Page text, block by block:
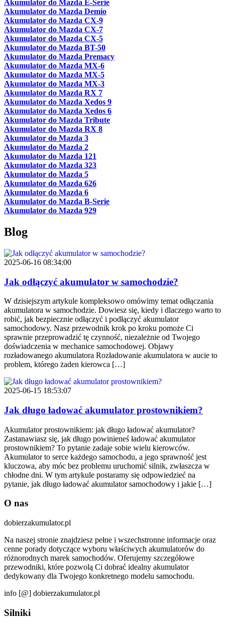
Akumulator do Mazda E-Serie
Akumulator do Mazda Demio
Akumulator do Mazda CX-9
Akumulator do Mazda CX-7
Akumulator do Mazda CX-5
Akumulator do Mazda BT-50
Akumulator do Mazda Premacy
Akumulator do Mazda MX-6
Akumulator do Mazda MX-5
Akumulator do Mazda MX-3
Akumulator do Mazda RX 7
Akumulator do Mazda Xedos 9
Akumulator do Mazda Xedos 6
Akumulator do Mazda Tribute
Akumulator do Mazda RX 8
Akumulator do Mazda 3
Akumulator do Mazda 2
Akumulator do Mazda 121
Akumulator do Mazda 323
Akumulator do Mazda 5
Akumulator do Mazda 626
Akumulator do Mazda 6
Akumulator do Mazda B-Serie
Akumulator do Mazda 929
Blog
2025-06-16 08:34:00
Jak odłączyć akumulator w samochodzie?
W dzisiejszym artykule kompleksowo omówimy temat odłączania
akumulatora w samochodzie. Dowiesz się, kiedy i dlaczego warto to
robić, jak bezpiecznie odłączyć i podłączyć akumulator
samochodowy. Nasz przewodnik krok po kroku pomoże Ci
sprawnie przeprowadzić tę czynność, niezależnie od Twojego
doświadczenia w mechanice samochodowej. Objawy
rozładowanego akumulatora Rozładowanie akumulatora w aucie to
problem, którego żaden kierowca […]
2025-06-15 18:53:07
Jak długo ładować akumulator prostownikiem?
Akumulator prostownikiem: jak długo ładować akumulator?
Zastanawiasz się, jak długo powinieneś ładować akumulator
prostownikiem? To pytanie zadaje sobie wielu kierowców.
Akumulator to serce każdego samochodu, a jego sprawność jest
kluczowa, aby móc bez problemu uruchomić silnik, zwłaszcza w
chłodne dni. W tym artykule postaramy się odpowiedzieć na
pytanie, jak długo ładować akumulator samochodowy i jakie […]
O nas
dobierzakumulator.pl
Na naszej stronie znajdziesz pełne i wszechstronne informacje oraz
cenne porady dotyczące wyboru właściwych akumulatorów do
różnorodnych marek samochodów. Oferujemy szczegółowe
przewodniki, które pozwolą Ci dobrać idealny akumulator
dedykowany dla Twojego konkretnego modelu samochodu.
info [@] dobierzakumulator.pl
Silniki